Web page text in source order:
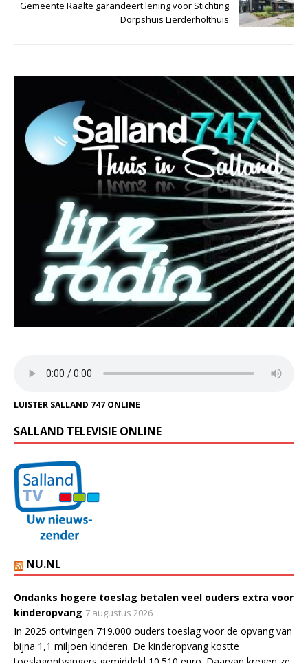
Gemeente Raalte garandeert lening voor Stichting
Dorpshuis Lierderholthuis
LUISTER SALLAND 747 ONLINE
SALLAND TELEVISIE ONLINE
NU.NL
Ondanks hogere toeslag betalen veel ouders extra voor
kinderopvang 7 augustus 2026
In 2025 ontvingen 719.000 ouders toeslag voor de opvang van
bijna 1,1 miljoen kinderen. De kinderopvang kostte